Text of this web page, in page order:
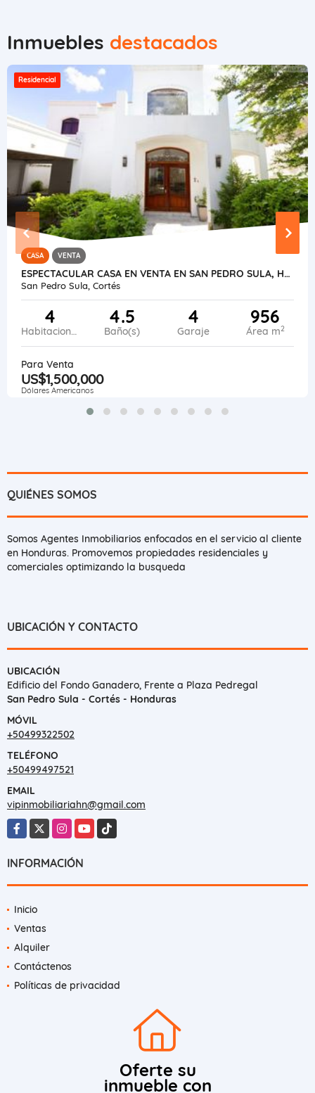
Inmuebles destacados
Residencial
CASA VENTA
ESPECTACULAR CASA EN VENTA EN SAN PEDRO SULA, HONDURAS
San Pedro Sula, Cortés
4
Habitaciones
4.5
Baño(s)
4
Garaje
956
Área m2
Para Venta
US$1,500,000
Dólares Americanos
QUIÉNES SOMOS
Somos Agentes Inmobiliarios enfocados en el servicio al cliente
en Honduras. Promovemos propiedades residenciales y
comerciales optimizando la busqueda
UBICACIÓN Y CONTACTO
UBICACIÓN
Edificio del Fondo Ganadero, Frente a Plaza Pedregal
San Pedro Sula - Cortés - Honduras
MÓVIL
+50499322502
TELÉFONO
+50499497521
EMAIL
vipinmobiliariahn@gmail.com
Facebook
X InstagramYouTubeTikTok
INFORMACIÓN
Inicio
Ventas
Alquiler
Contáctenos
Políticas de privacidad
Oferte su
inmueble con